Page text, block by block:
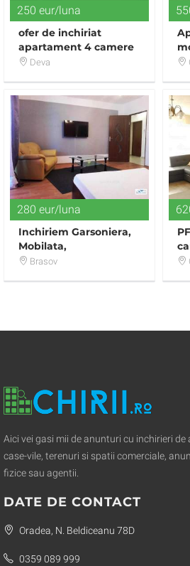
250 eur/luna
ofer de inchiriat
apartament 4 camere
Deva
280 eur/luna
Inchiriem Garsoniera,
Mobilata,
Decomandata, Vlahuta
Brasov
Aici vei gasi mii de anunturi cu inchirieri
case-vile, terenuri si spatii comerciale,
fizice sau agentii.
DATE DE CONTACT
Oradea, N. Beldiceanu 78D
0359 089 999